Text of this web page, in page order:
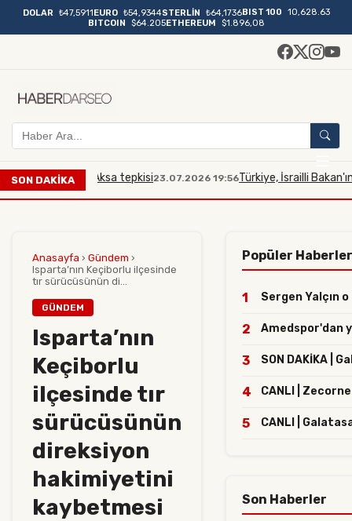
DOLAR ₺47,5911EURO ₺54,9344STERLİN ₺64,1736BIST 100
10,628.63
BITCOIN
$64.205ETHEREUM $1.896,08
SON DAKİKA
Mescidi Aksa tepkisi23.07.2026 19:56Türkiye, İsrailli Bakan'ın Mescid-
Anasayfa › Gündem ›
Isparta’nın Keçiborlu ilçesinde
tır sürücüsünün di...
GÜNDEM
Isparta’nın
Keçiborlu
ilçesinde tır
sürücüsünün
direksiyon
hakimiyetini
kaybetmesi
Popüler Haberler
1 Sergen Yalçın
2 Amedspor'dan
3 SON DAKİKA |
4 CANLI |
5 CANLI |
Son Haberler